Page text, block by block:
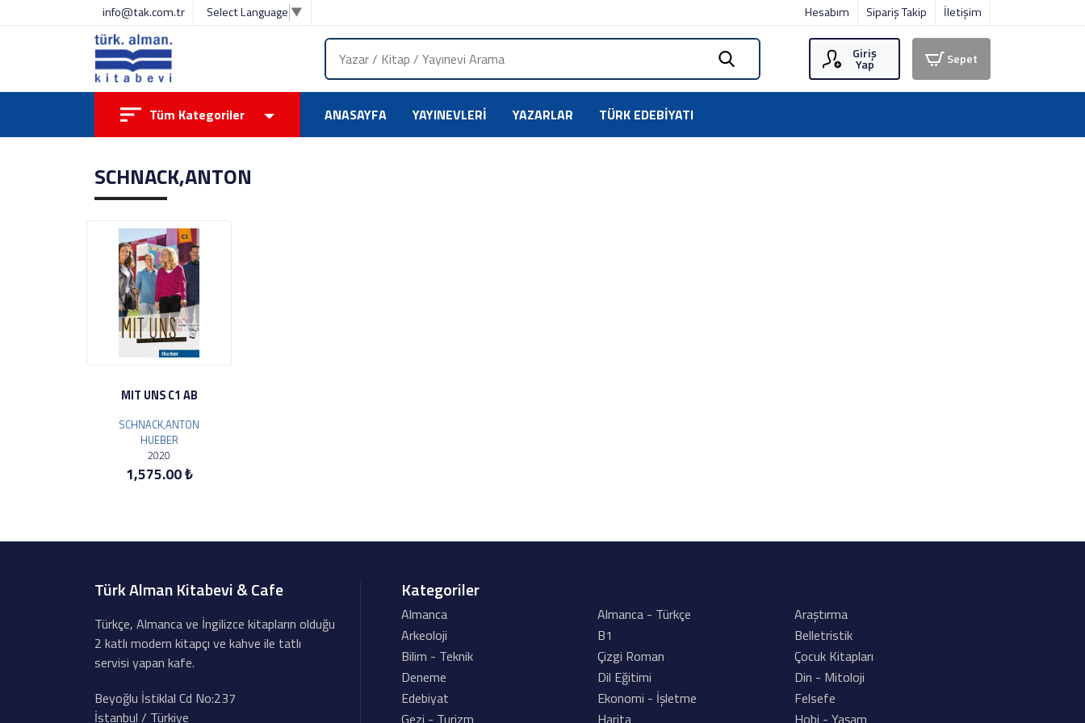
info@tak.com.tr Select Language ▼ Hesabım Sipariş Takip İletişim
Giriş
Yap Sepet
Tüm Kategoriler ANASAYFA YAYINEVLERI YAZARLAR TÜRK EDEBIYATI
SCHNACK,ANTON
MIT UNS C1 AB
SCHNACK,ANTON
HUEBER
2020
1,575.00 ₺
Kategoriler
Almanca Almanca - Türkçe
Araştırma
Arkeoloji
B1
Belletristik
Bilim - Teknik
Çizgi Roman
Çocuk Kitapları
Deneme
Dil Eğitimi
Din - Mitoloji
Edebiyat
Ekonomi - İşletme
Felsefe
Gezi - Turizm
Harita Hobi - Yaşam
Türk Alman Kitabevi & Cafe
Türkçe, Almanca ve İngilizce kitapların olduğu
2 katlı modern kitapçı ve kahve ile tatlı
servisi yapan kafe.
Beyoğlu İstiklal Cd No:237
İstanbul / Türkiye